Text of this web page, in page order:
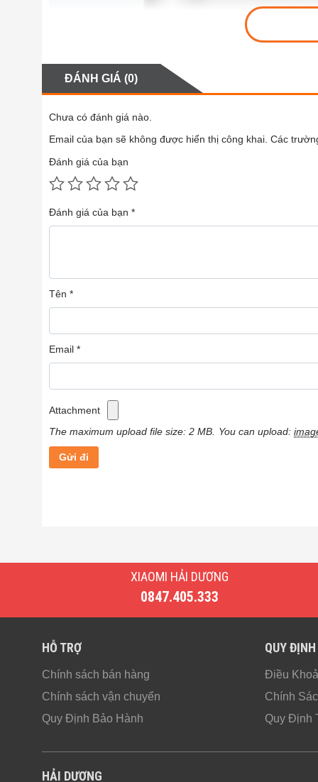
Thiết Kế Tinh Tế, Cầm Nắm
Thiết kế nhỏ gọn với kích thước 147.8 x
bám bẩn, trầy xước, vân tay hiệu quả.
ĐÁNH GIÁ (0)
Chưa có đánh giá nào.
Email của bạn sẽ không được hiển thị công khai. Các
Đánh giá của bạn
Đánh giá của bạn *
Tên *
Email *
Attachment
The maximum upload file size: 2 MB.
You can upload:
XIAOMI HẢI DƯƠNG
0847.405.333
HỖ TRỢ
Chính sách bán hàng
Chính sách vận chuyển
Quy Định Bảo Hành
QUY ĐỊNH
Điều
Chính
Quy Định
HẢI DƯƠNG